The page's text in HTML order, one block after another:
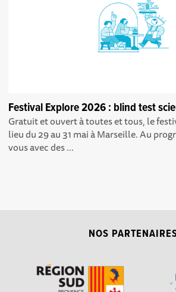
Festival Explore 2026 : blind test
Gratuit et ouvert à toutes et tous, le
lieu du 29 au 31 mai à Marseille. Au
vous avec des ...
NOS